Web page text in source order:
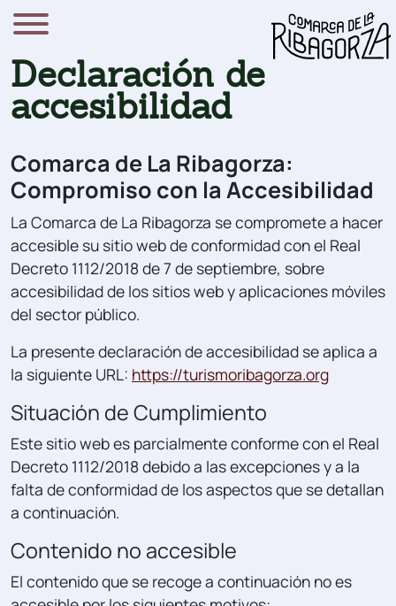
Declaración de
accesibilidad
Comarca de La Ribagorza:
Compromiso con la Accesibilidad
La Comarca de La Ribagorza se compromete a hacer
accesible su sitio web de conformidad con el Real
Decreto 1112/2018 de 7 de septiembre, sobre
accesibilidad de los sitios web y aplicaciones móviles
del sector público.
La presente declaración de accesibilidad se aplica a
la siguiente URL: https://turismoribagorza.org
Situación de Cumplimiento
Este sitio web es parcialmente conforme con el Real
Decreto 1112/2018 debido a las excepciones y a la
falta de conformidad de los aspectos que se detallan
a continuación.
Contenido no accesible
El contenido que se recoge a continuación no es